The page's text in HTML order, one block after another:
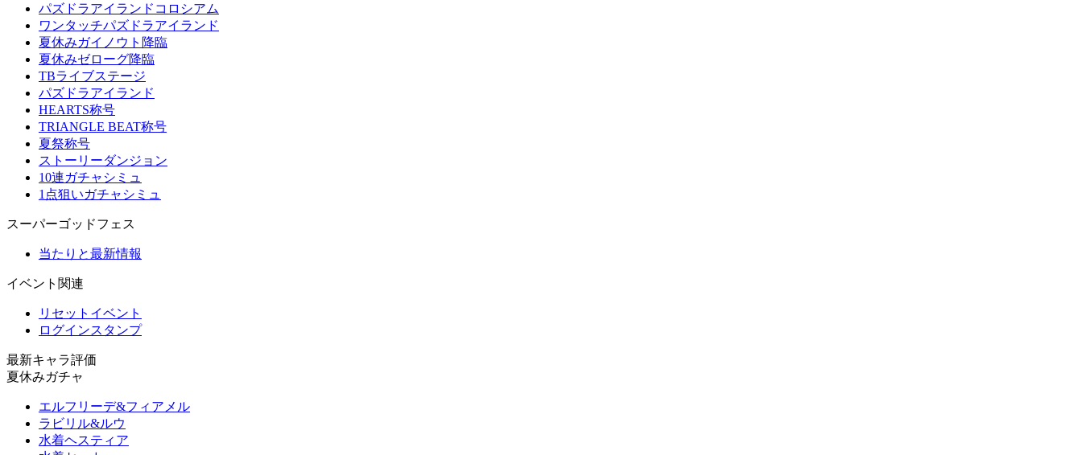
パズドラアイランドコロシアム
ワンタッチパズドラアイランド
夏休みガイノウト降臨
夏休みゼローグ降臨
TBライブステージ
パズドラアイランド
HEARTS称号
TRIANGLE BEAT称号
夏祭称号
ストーリーダンジョン
10連ガチャシミュ
1点狙いガチャシミュ
スーパーゴッドフェス
当たりと最新情報
イベント関連
リセットイベント
ログインスタンプ
最新キャラ評価
夏休みガチャ
エルフリーデ&フィアメル
ラビリル&ルウ
水着ヘスティア